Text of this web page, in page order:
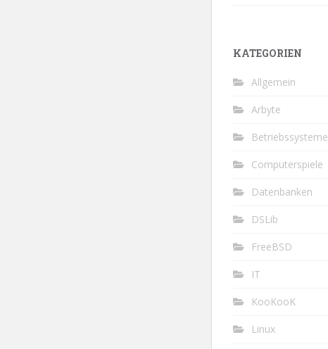
KATEGORIEN
Allgemein
Arbyte
Betriebssysteme
Computerspiele
Datenbanken
DSLib
FreeBSD
IT
KooKooK
Linux